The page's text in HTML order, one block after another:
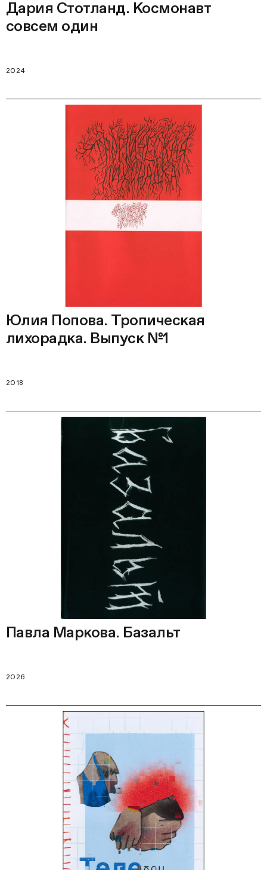
Дария Стотланд. Космонавт
совсем один
2024
Юлия Попова. Тропическая
лихорадка. Выпуск №1
2018
Павла Маркова. Базальт
2026